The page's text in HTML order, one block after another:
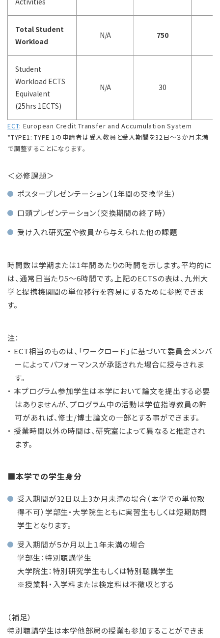
Total Student
Workload
N/A 750
Student
Workload ECTS
Equivalent
(25hrs 1ECTS)
N/A 30
ECT: European Credit Transfer and Accumulation System
*TYPE1: TYPE 1の申請者は受入教員と受入期間を32日～３か月未満
で調整することになります。
＜必修課題＞
ポスタープレゼンテーション（1年間の交換学生）
口頭プレゼンテーション（交換期間の終了時）
受け入れ研究室や教員から与えられた他の課題
時間数は学期または1年間あたりの時間を示します。平均的に
は、通常日当たり5～6時間です。上記のECTSの表は、九州大
学と提携機関間の単位移行を容易にするために参照できま
す。
注：
・ ECT相当のものは、「ワークロード」に基づいて委員会メンバ
ーによってパフォーマンスが承認された場合に授与されま
す。
・ 本プログラム参加学生は本学において論文を提出する必要
はありませんが、プログラム中の活動は学位指導教員の許
可があれば、修士/博士論文の一部とする事ができます。
・ 授業時間以外の時間は、研究室によって異なると推定され
ます。
■本学での学生身分
受入期間が32日以上3か月未満の場合（本学での単位取
得不可）学部生・大学院生ともに実習生もしくは短期訪問
学生となります。
受入期間が５か月以上１年未満の場合
学部生：特別聴講学生
大学院生：特別研究学生もしくは特別聴講学生
※授業料・入学料または検定料は不徴収とする
（補足）
特別聴講学生は本学他部局の授業も参加することができま